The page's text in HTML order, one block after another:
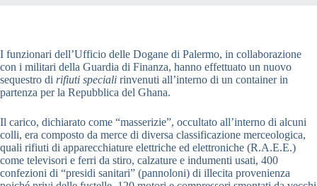
I funzionari dell’Ufficio delle Dogane di Palermo, in collaborazione
con i militari della Guardia di Finanza, hanno effettuato un nuovo
sequestro di rifiuti speciali rinvenuti all’interno di un container in
partenza per la Repubblica del Ghana.
Il carico, dichiarato come “masserizie”, occultato all’interno di alcuni
colli, era composto da merce di diversa classificazione merceologica,
quali rifiuti di apparecchiature elettriche ed elettroniche (R.A.E.E.)
come televisori e ferri da stiro, calzature e indumenti usati, 400
confezioni di “presidi sanitari” (pannoloni) di illecita provenienza